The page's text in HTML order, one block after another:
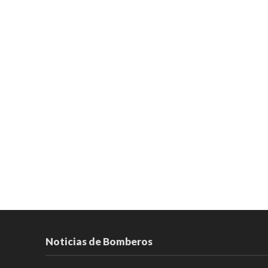
Noticias de Bomberos